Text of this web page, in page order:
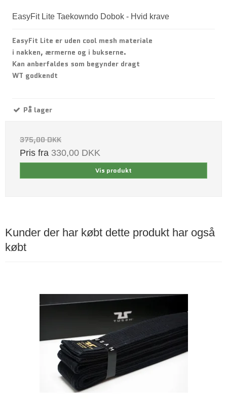
EasyFit Lite Taekowndo Dobok - Hvid krave
EasyFit Lite er uden cool mesh materiale
i nakken, ærmerne og i bukserne.
Kan anberfaldes som begynder dragt
WT godkendt
På lager
375,00 DKK
Pris fra 330,00 DKK
Vis produkt
Kunder der har købt dette produkt har også
købt